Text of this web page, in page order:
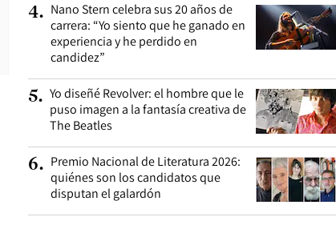
4. Nano Stern celebra sus 20 años de
carrera: “Yo siento que he ganado en
experiencia y he perdido en
candidez”
5. Yo diseñé Revolver: el hombre que le
puso imagen a la fantasía creativa de
The Beatles
6. Premio Nacional de Literatura 2026:
quiénes son los candidatos que
disputan el galardón